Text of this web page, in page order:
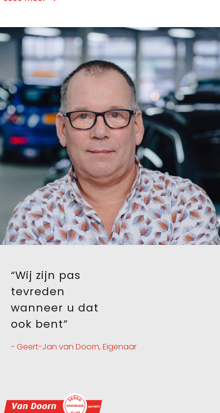
“Wij zijn pas
tevreden
wanneer u dat
ook bent”
- Geert-Jan van Doorn, Eigenaar